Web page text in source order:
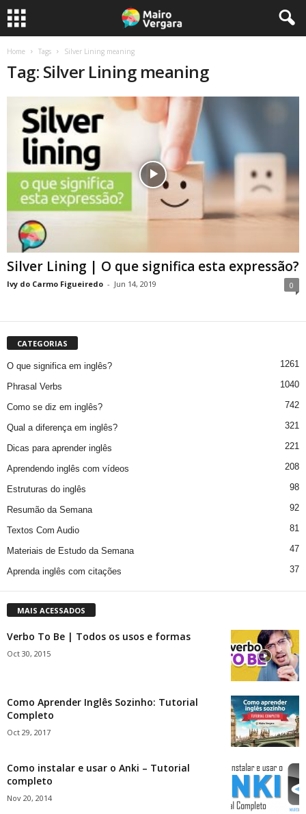
Home Tags Silver Lining meaning
Tag: Silver Lining meaning
Silver Lining | O que significa esta expressão?
Ivy do Carmo Figueiredo - Jun 14, 2019 0
CATEGORIAS
O que significa em inglês? 1261
Phrasal Verbs 1040
Como se diz em inglês? 742
Qual a diferença em inglês? 321
Dicas para aprender inglês 221
Aprendendo inglês com vídeos 208
Estruturas do inglês 98
Resumão da Semana 92
Textos Com Audio 81
Materiais de Estudo da Semana 47
Aprenda inglês com citações 37
MAIS ACESSADOS
Verbo To Be | Todos os usos e formas
Oct 30, 2015
Como Aprender Inglês Sozinho: Tutorial
Completo
Oct 29, 2017
Como instalar e usar o Anki – Tutorial
completo
Nov 20, 2014